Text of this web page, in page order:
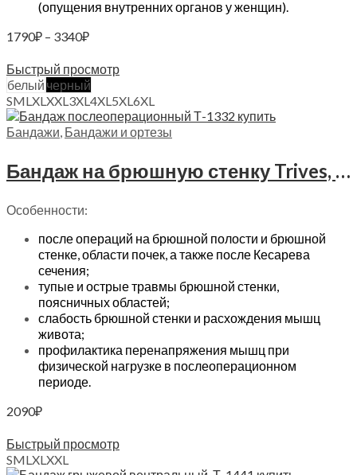
(опущения внутренних органов у женщин).
1790₽ – 3340₽Диапазон
1790₽
–
3340₽
Быстрый просмотр
белый черный
SMLXLXXL3XL4XL5XL6XL
Бандажи, Бандажи и ортезы
Бандаж на брюшную стенку Trives, Т.26.02 (Т-1332)
Особенности:
после операций на брюшной полости и брюшной
стенке, области почек, а также после Кесарева
сечения;
тупые и острые травмы брюшной стенки,
поясничных областей;
слабость брюшной стенки и расхождения мышц
живота;
профилактика перенапряжения мышц при
физической нагрузке в послеоперационном
периоде.
2090₽
Быстрый просмотр
SMLXLXXL